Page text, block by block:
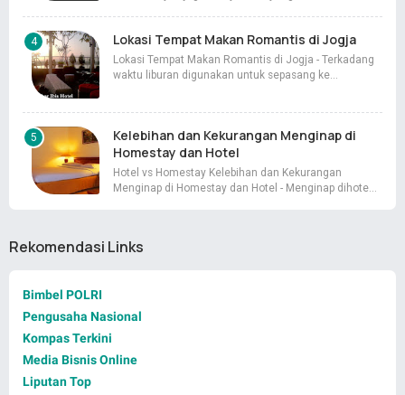
Lokasi Tempat Makan Romantis di Jogja
Lokasi Tempat Makan Romantis di Jogja - Terkadang
waktu liburan digunakan untuk sepasang ke…
Kelebihan dan Kekurangan Menginap di
Homestay dan Hotel
Hotel vs Homestay Kelebihan dan Kekurangan
Menginap di Homestay dan Hotel - Menginap dihote…
Rekomendasi Links
Bimbel POLRI
Pengusaha Nasional
Kompas Terkini
Media Bisnis Online
Liputan Top